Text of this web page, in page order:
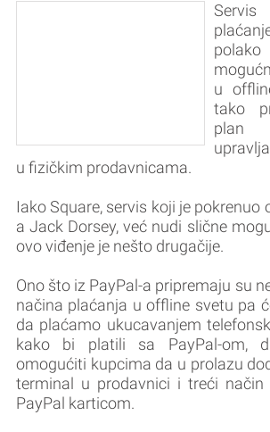
u
tako
u fizičkim prodavnicama.
Iako Square, servis koji je pokrenuo
a Jack Dorsey, već nudi slične
ovo viđenje je nešto drugačije.
Ono što iz PayPal-a pripremaju su
načina plaćanja u offline svetu pa
da plaćamo ukucavanjem
kako bi platili sa PayPal-om,
omogućiti kupcima da u prolazu
terminal u prodavnici i treći
PayPal karticom.